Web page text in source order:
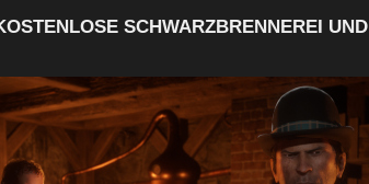
SCHWARZBRENNEREI UND